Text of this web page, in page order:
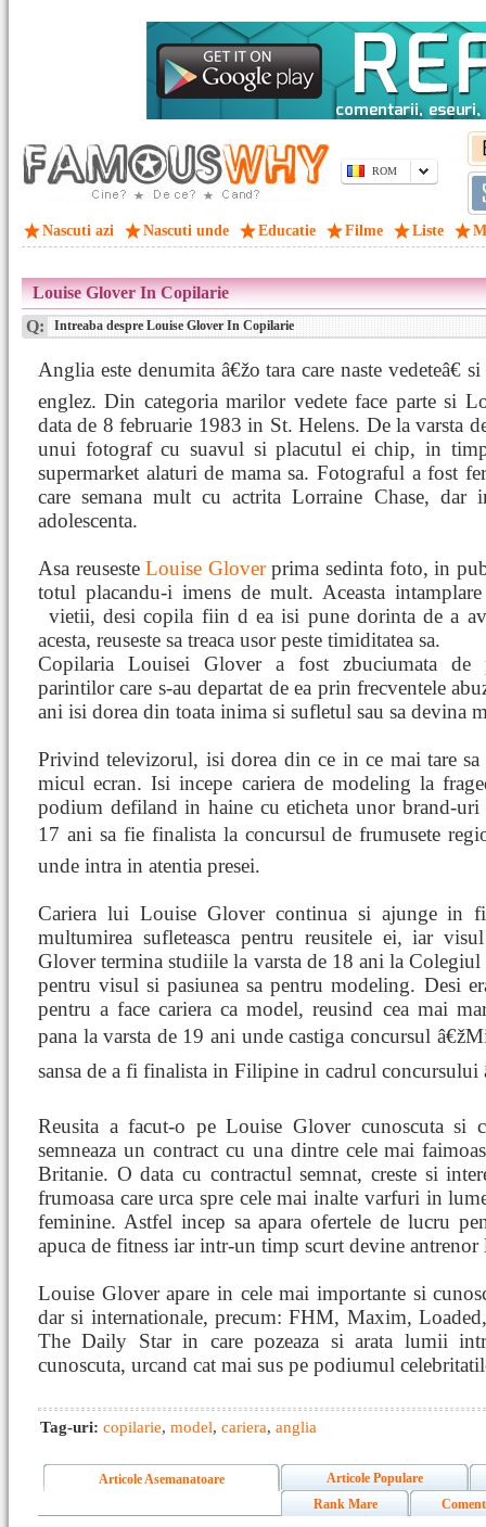
ROM
Nascuti azi Nascuti unde Educatie Filme Liste
Louise Glover In Copilarie
Q: Intreaba despre Louise Glover In Copilarie
Anglia este denumita â€žo tara care naste vedeteâ€
englez. Din categoria marilor vedete face parte si
data de 8 februarie 1983 in St. Helens. De la varsta
unui fotograf cu suavul si placutul ei chip, in
supermarket alaturi de mama sa. Fotograful a fost
care semana mult cu actrita Lorraine Chase, dar
adolescenta.
Asa reusesteLouise Gloverprima sedinta foto, in
totul placandu-i imens de mult. Aceasta
vietii, desi copila fiin d ea isi pune dorinta de a
acesta, reuseste sa treaca usor peste timiditatea sa.
Copilaria Louisei Glover a fost zbuciumata de
parintilor care s-au departat de ea prin frecventele
ani isi dorea din toata inima si sufletul sau sa devina
Privind televizorul, isi dorea din ce in ce mai tare sa
micul ecran. Isi incepe cariera de modeling la
podium defiland in haine cu eticheta unor brand-uri
17 ani sa fie finalista la concursul de frumusete
unde intra in atentia presei.
Cariera lui Louise Glover continua si ajunge in
multumirea sufleteasca pentru reusitele ei, iar
Glover termina studiile la varsta de 18 ani la
pentru visul si pasiunea sa pentru modeling. Desi
pentru a face cariera ca model, reusind cea mai
pana la varsta de 19 ani unde castiga concursul
sansa de a fi finalista in Filipine in cadrul concursului
Reusita a facut-o pe Louise Glover cunoscuta si
semneaza un contract cu una dintre cele mai
Britanie. O data cu contractul semnat, creste si
frumoasa care urca spre cele mai inalte varfuri in
feminine. Astfel incep sa apara ofertele de lucru
apuca de fitness iar intr-un timp scurt devine antrenor
Louise Glover apare in cele mai importante si
dar si internationale, precum: FHM, Maxim,
The Daily Star in care pozeaza si arata lumii
cunoscuta, urcand cat mai sus pe podiumul
Tag-uri: copilarie, model, cariera, anglia
Articole Asemanatoare
Articole Populare
Rank Mare